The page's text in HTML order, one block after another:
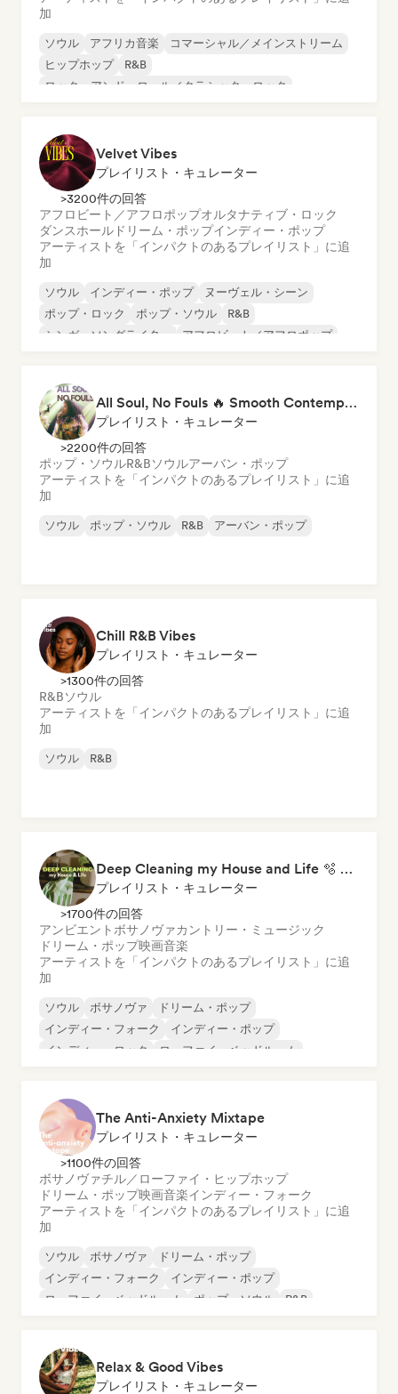
加
ソウル アフリカ音楽
コマーシャル／メインストリーム
ヒップホップ
R&B
ロック・アンド・ロール／クラシック・ロック
Velvet Vibes
プレイリスト・キュレーター
>3200件の回答
アフロビート／アフロポップオルタナティブ・ロック
ダンスホール ドリーム・ポップインディー・ポップ
アーティストを「インパクトのあるプレイリスト」に追
加
ソウル インディー・ポップ
ヌーヴェル・シーン
ポップ・ロック
ポップ・ソウル
R&B
シンガーソングライター
アフロビート／アフロポップ
All Soul, No Fouls 🔥 Smooth Contemporary R&B & Neo Soul
プレイリスト・キュレーター
>2200件の回答
ポップ・ソウルR&Bソウルアーバン・ポップ
アーティストを「インパクトのあるプレイリスト」に追
加
ソウル ポップ・ソウル R&B アーバン・ポップ
Chill R&B Vibes
プレイリスト・キュレーター
>1300件の回答
R&Bソウル
アーティストを「インパクトのあるプレイリスト」に追
加
ソウル R&B
Deep Cleaning my House and Life 🫧 Bedroom Pop & Indie Pop
プレイリスト・キュレーター
>1700件の回答
アンビエント ボサノヴァカントリー・ミュージック
ドリーム・ポップ映画音楽
アーティストを「インパクトのあるプレイリスト」に追
加
ソウル ボサノヴァ
ドリーム・ポップ
インディー・フォーク
インディー・ポップ
インディー・ロック
ローファイ・ベッドルーム
The Anti-Anxiety Mixtape
プレイリスト・キュレーター
>1100件の回答
ボサノヴァチル／ローファイ・ヒップホップ
ドリーム・ポップ映画音楽インディー・フォーク
アーティストを「インパクトのあるプレイリスト」に追
加
ソウル ボサノヴァ
ドリーム・ポップ
インディー・フォーク
インディー・ポップ
ローファイ・ベッドルーム
ポップ・ソウル R&B
Relax & Good Vibes
プレイリスト・キュレーター